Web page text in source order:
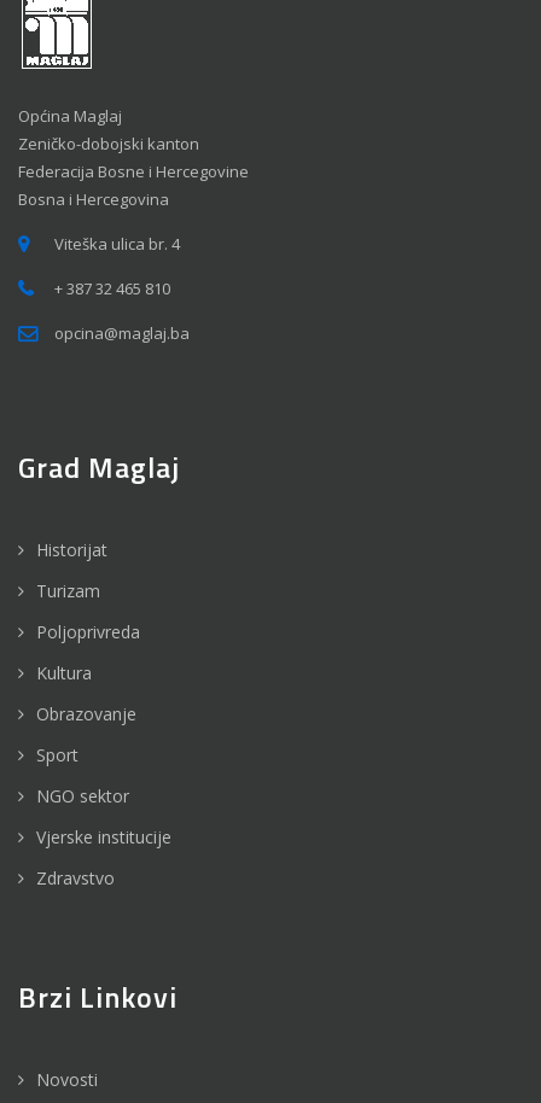
Općina Maglaj
Zeničko-dobojski kanton
Federacija Bosne i Hercegovine
Bosna i Hercegovina
Viteška ulica br. 4
+ 387 32 465 810
opcina@maglaj.ba
Grad Maglaj
Historijat
Turizam
Poljoprivreda
Kultura
Obrazovanje
Sport
NGO sektor
Vjerske institucije
Zdravstvo
Brzi Linkovi
Novosti